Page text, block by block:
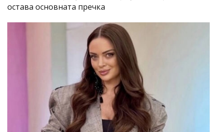
остава основната пречка